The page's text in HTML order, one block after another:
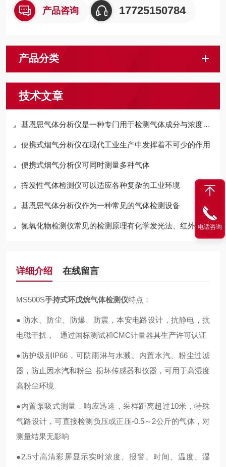
产品咨询 17725150784
产品分类
技术文章
基恩思气体分析仪是一种专门用于检测气体成分与浓度的设备
便携式烟气分析仪在现代工业生产中发挥着不可少的作用
便携式烟气分析仪可同时测量多种气体
挥发性气体检测仪可以适应各种复杂的工业环境
基恩思气体分析仪作为一种常见的气体检测设备
氮氧化物检测仪常见的检测原理有化学发光法、红外吸收法两种
详细介绍 在线留言
MS500S手持式环戊烷气体检测仪特点：
● 防水、防尘、防爆、防震，本安电路设计，抗静电，抗
电磁干扰， 通过国标测试和CMC计量器具生产许可认证
●防护级别IP66，可防雨淋与水溅。内置水汽、粉尘过滤
器，防止因水汽和粉尘 损坏传感器和仪器，可用于高湿度
高粉尘环境
●内置泵吸式测量，响应迅速，采样距离超过10米，特殊
气路设计，可直接检测负压或正压-0.5～2公斤的气体，对
测量结果无影响
●2.5寸高清彩屏显示实时浓度、报警、时间、温度、湿
电话咨询